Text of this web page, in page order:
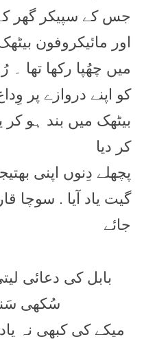
جس کے سپیکر گھر کے
میں چھُپا رکھا تھا
کو اپنے دروازے پر
بیٹھک میں بند ہو
کر دیا
پچھلے دِنوں اپنی
گیت یاد آیا . سوچا
جائے
بابل کی دعائی
سُکھی
میکے کی کبھی نہ